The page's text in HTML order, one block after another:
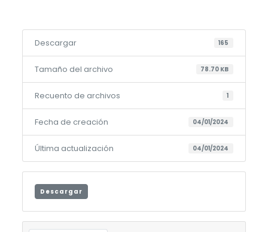
Descargar 165
Tamaño del archivo 78.70 KB
Recuento de archivos 1
Fecha de creación 04/01/2024
Última actualización 04/01/2024
Descargar